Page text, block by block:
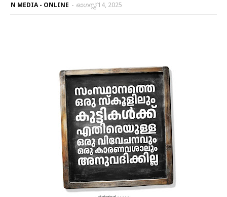
N MEDIA - ONLINE - ഓഗസ്റ്റ് 14, 2025